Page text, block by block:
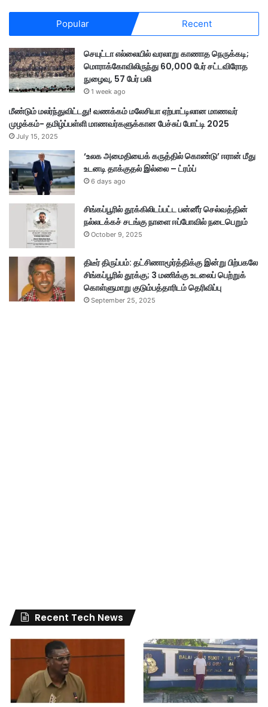
Popular Recent
செயுட்டா எல்லையில் வரலாறு காணாத நெருக்கடி;
மொராக்கோவிலிருந்து 60,000 பேர் சட்டவிரோத
நுழைவு, 57 பேர் பலி
1 week ago
மீண்டும் மலர்ந்துவிட்டது! வணக்கம் மலேசியா ஏற்பாட்டிலான மாணவர்
முழக்கம்- தமிழ்ப்பள்ளி மாணவர்களுக்கான பேச்சுப் போட்டி 2025
July 15, 2025
‘உலக அமைதியைக் கருத்தில் கொண்டு’ ஈரான் மீது
உடனடி தாக்குதல் இல்லை – ட்ரம்ப்
6 days ago
சிங்கப்பூரில் தூக்கிலிடப்பட்ட பன்னீர் செல்வத்தின்
நல்லடக்கச் சடங்கு நாளை ஈப்போவில் நடைபெறும்
October 9, 2025
திடீர் திருப்பம்: தட்சிணாமூர்த்திக்கு இன்று பிற்பகலே
சிங்கப்பூரில் தூக்கு; 3 மணிக்கு உடலைப் பெற்றுக்
கொள்ளுமாறு குடும்பத்தாரிடம் தெரிவிப்பு
September 25, 2025
Recent Tech News